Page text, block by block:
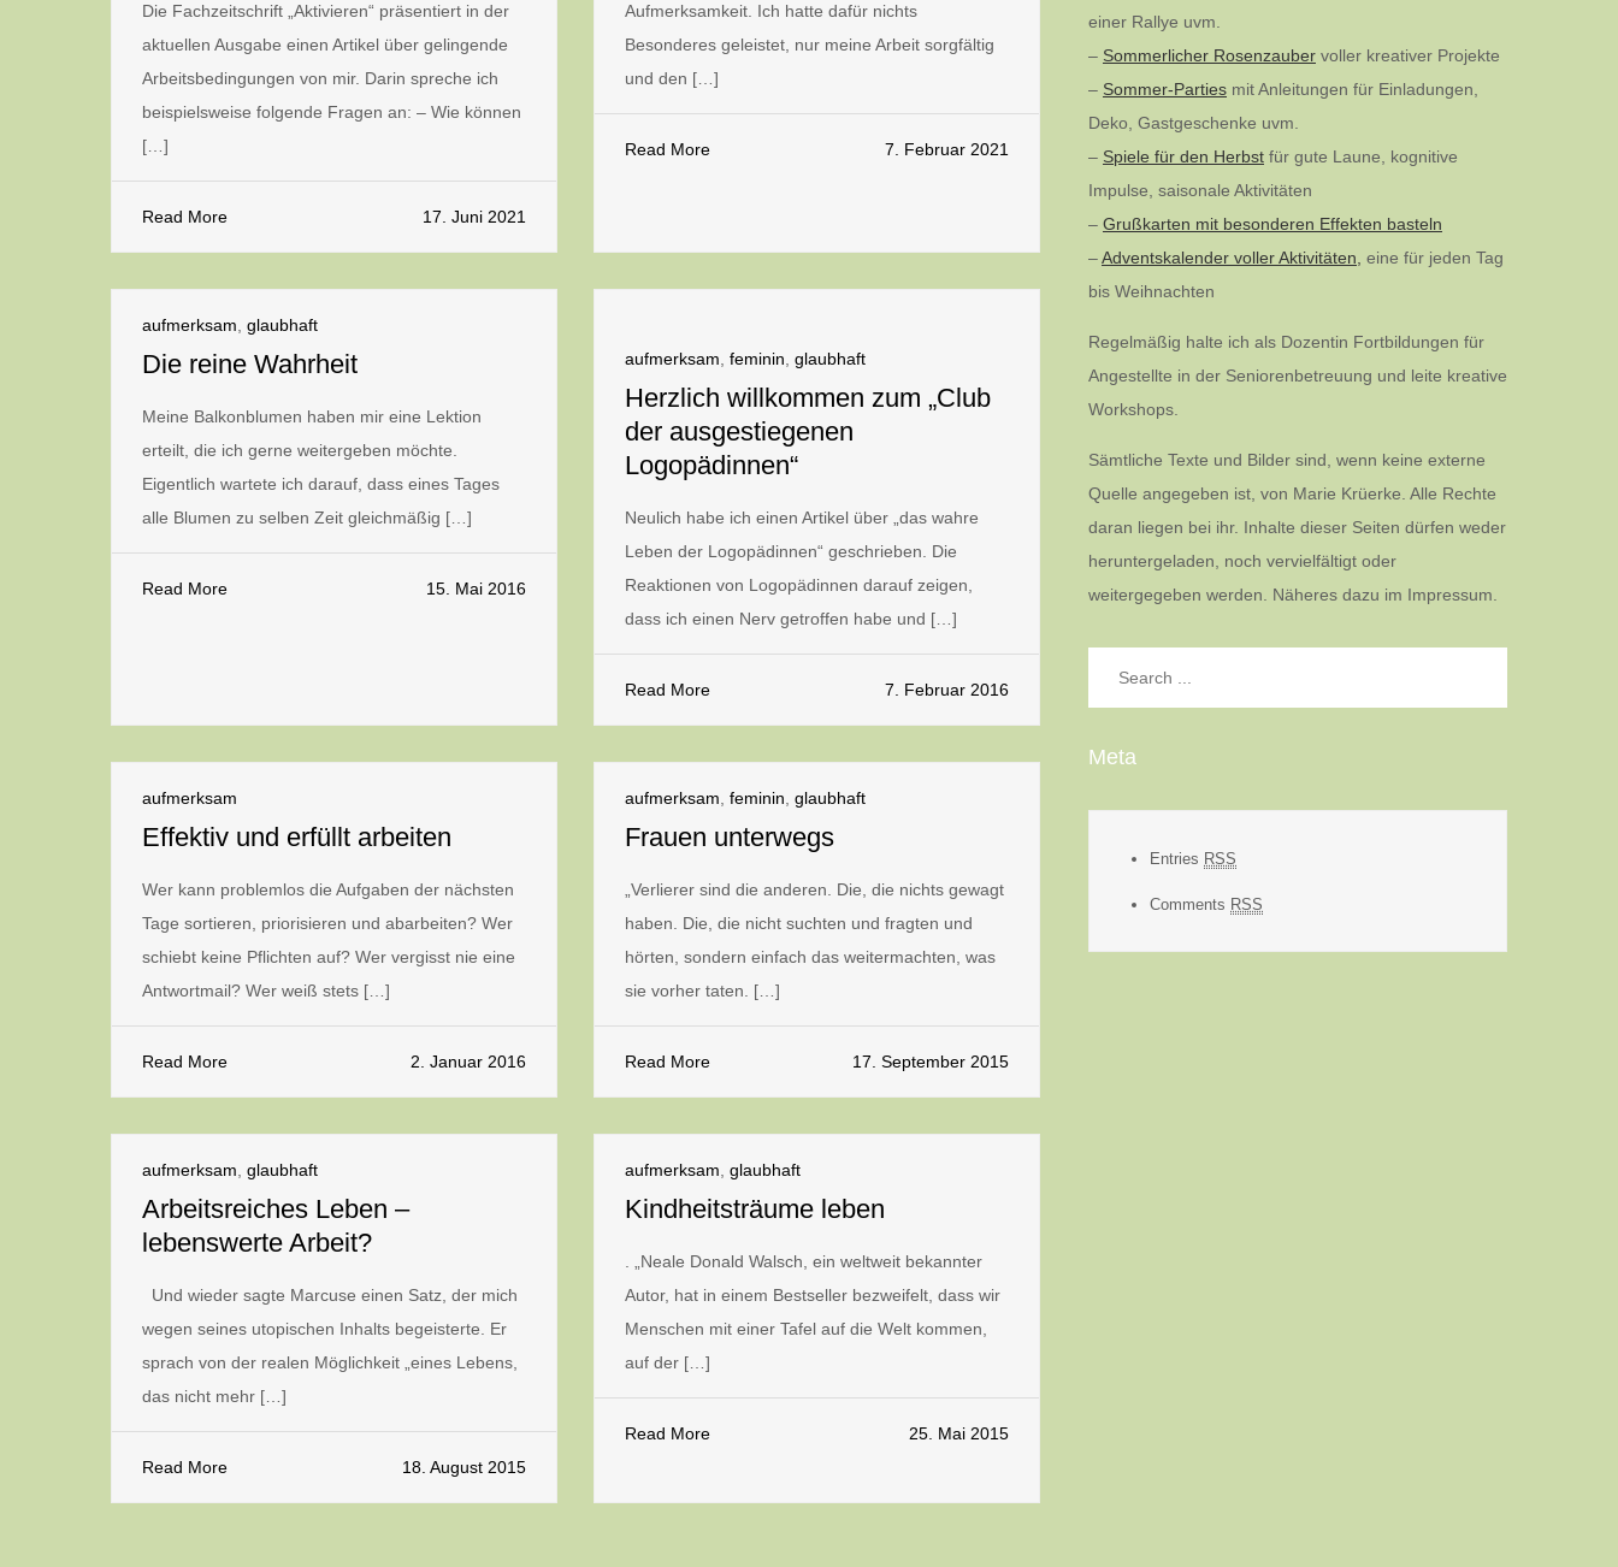
Die Fachzeitschrift „Aktivieren“ präsentiert in der
aktuellen Ausgabe einen Artikel über gelingende
Arbeitsbedingungen von mir. Darin spreche ich
beispielsweise folgende Fragen an: – Wie können
[…]
Read More 17. Juni 2021
Aufmerksamkeit. Ich hatte dafür nichts
Besonderes geleistet, nur meine Arbeit sorgfältig
und den […]
Read More 7. Februar 2021
aufmerksam glaubhaft
Die reine Wahrheit
Meine Balkonblumen haben mir eine Lektion
erteilt, die ich gerne weitergeben möchte.
Eigentlich wartete ich darauf, dass eines Tages
alle Blumen zu selben Zeit gleichmäßig […]
Read More 15. Mai 2016
aufmerksam feminin glaubhaft
Herzlich willkommen zum „Club
der ausgestiegenen
Logopädinnen“
Neulich habe ich einen Artikel über „das wahre
Leben der Logopädinnen“ geschrieben. Die
Reaktionen von Logopädinnen darauf zeigen,
dass ich einen Nerv getroffen habe und […]
Read More 7. Februar 2016
aufmerksam
Effektiv und erfüllt arbeiten
Wer kann problemlos die Aufgaben der nächsten
Tage sortieren, priorisieren und abarbeiten? Wer
schiebt keine Pflichten auf? Wer vergisst nie eine
Antwortmail? Wer weiß stets […]
Read More 2. Januar 2016
aufmerksam feminin glaubhaft
Frauen unterwegs
„Verlierer sind die anderen. Die, die nichts gewagt
haben. Die, die nicht suchten und fragten und
hörten, sondern einfach das weitermachten, was
sie vorher taten. […]
Read More 17. September 2015
aufmerksam glaubhaft
Arbeitsreiches Leben –
lebenswerte Arbeit?
Und wieder sagte Marcuse einen Satz, der mich
wegen seines utopischen Inhalts begeisterte. Er
sprach von der realen Möglichkeit „eines Lebens,
das nicht mehr […]
Read More 18. August 2015
aufmerksam glaubhaft
Kindheitsträume leben
. „Neale Donald Walsch, ein weltweit bekannter
Autor, hat in einem Bestseller bezweifelt, dass wir
Menschen mit einer Tafel auf die Welt kommen,
auf der […]
Read More 25. Mai 2015
einer Rallye uvm.
– Sommerlicher Rosenzauber voller kreativer Projekte
– Sommer-Parties mit Anleitungen für Einladungen,
Deko, Gastgeschenke uvm.
– Spiele für den Herbst für gute Laune, kognitive
Impulse, saisonale Aktivitäten
– Grußkarten mit besonderen Effekten basteln
–Adventskalender voller Aktivitäten, eine für jeden Tag
bis Weihnachten
Regelmäßig halte ich als Dozentin Fortbildungen für
Angestellte in der Seniorenbetreuung und leite kreative
Workshops.
Sämtliche Texte und Bilder sind, wenn keine externe
Quelle angegeben ist, von Marie Krüerke. Alle Rechte
daran liegen bei ihr. Inhalte dieser Seiten dürfen weder
heruntergeladen, noch vervielfältigt oder
weitergegeben werden. Näheres dazu im Impressum.
Meta
Entries RSS
Comments RSS